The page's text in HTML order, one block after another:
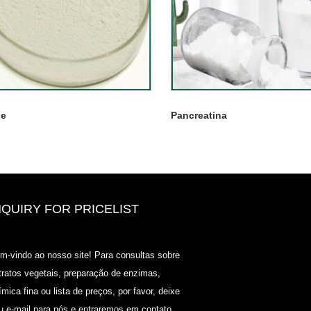
Pancreatina
FOR PRICELIST
vindo ao nosso site! Para consultas sobre
vegetais, preparação de enzimas,
fina ou lista de preços, por favor, deixe